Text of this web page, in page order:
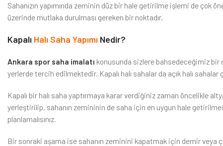
Sahanızın yapımında zeminin düz bir hale getirilme işlemi de çok
üzerinde mutlaka durulması gereken bir noktadır.
Kapalı Halı Saha Yapımı Nedir?
Ankara spor saha imalatı konusunda sizlere bahsedeceğimiz bir
yerlerde tercih edilmektedir. Kapalı halı sahalar da açık halı
Kapalı bir halı saha yaptırmaya karar verdiğiniz zaman öncelikle
yerleştirilip, sahanın zemininin de saha için en uygun hale
planlamalısınız.
Bir sonraki aşama ise sahanın zeminini kapatmak için demir